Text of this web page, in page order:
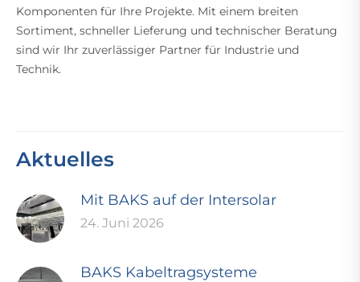
Komponenten für Ihre Projekte. Mit einem breiten
Sortiment, schneller Lieferung und technischer Beratung
sind wir Ihr zuverlässiger Partner für Industrie und
Technik.
Aktuelles
Mit BAKS auf der Intersolar
24. Juni 2026
BAKS Kabeltragsysteme